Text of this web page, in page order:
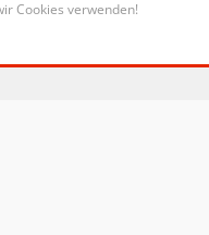
Cookies verwenden!